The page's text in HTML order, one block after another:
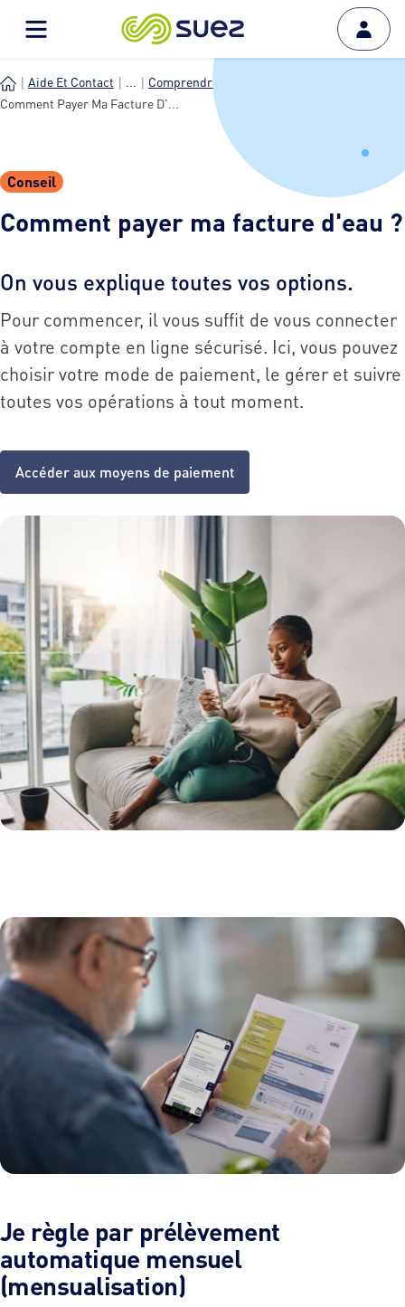
Aide Et Contact
Comprendre Les Modes De Pai...
Comment Payer Ma Facture D'...
Conseil
Comment payer ma facture d'eau ?
On vous explique toutes vos options.
Pour commencer, il vous suffit de vous connecter
à votre compte en ligne sécurisé. Ici, vous pouvez
choisir votre mode de paiement, le gérer et suivre
toutes vos opérations à tout moment.
Accéder aux moyens de paiement
Je règle par prélèvement
automatique mensuel
(mensualisation)